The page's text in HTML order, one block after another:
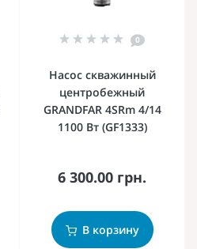
0
Насос скважинный
центробежный
GRANDFAR 4SRm 4/14
1100 Вт (GF1333)
6 300.00 грн.
В корзину